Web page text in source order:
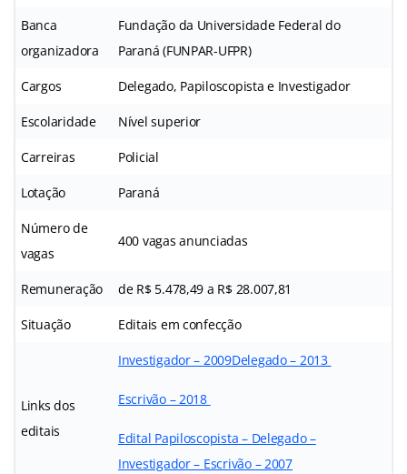
Banca
organizadora
Fundação da Universidade Federal do
Paraná (FUNPAR-UFPR)
Cargos Delegado, Papiloscopista e Investigador
Escolaridade Nível superior
Carreiras Policial
Lotação Paraná
Número de
vagas
400 vagas anunciadas
Remuneração de R$ 5.478,49 a R$ 28.007,81
Situação Editais em confecção
Links dos
editais
Investigador – 2009Delegado – 2013
Escrivão – 2018
Edital Papiloscopista – Delegado –
Investigador – Escrivão – 2007